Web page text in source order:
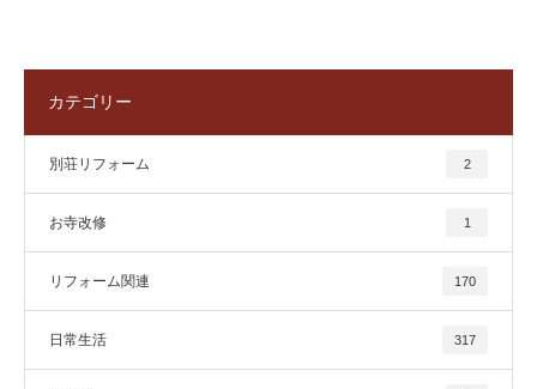
カテゴリー
別荘リフォーム 2
お寺改修 1
リフォーム関連 170
日常生活 317